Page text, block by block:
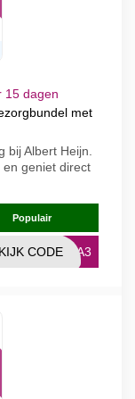
15 dagen
met
bij Albert Heijn.
geniet direct
Populair
RMA3
CODE